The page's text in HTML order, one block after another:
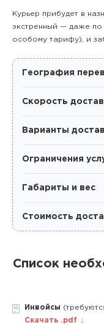
Курьер прибудет в
экстренный — даже по
особому тарифу), и
География
Скорость
Варианты
Ограничения
Габариты и вес
Стоимость
Список
Инвойсы
Скачать .pdf